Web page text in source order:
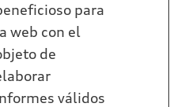
para
web con el
de
válidos